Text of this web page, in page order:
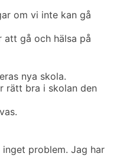
om vi inte kan gå
att gå och hälsa på
nya skola.
rätt bra i skolan den
problem. Jag har